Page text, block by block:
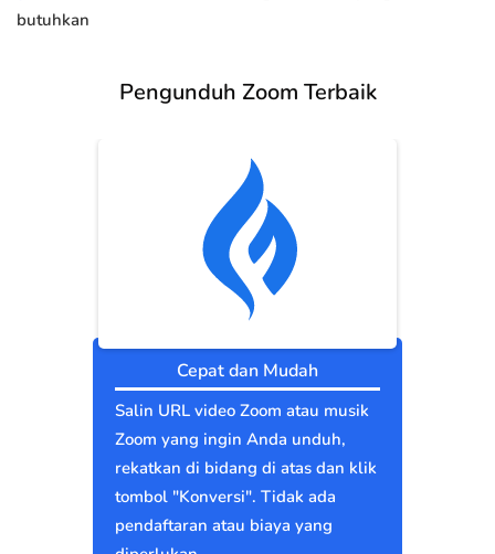
butuhkan
Pengunduh Zoom Terbaik
Cepat dan Mudah
Salin URL video Zoom atau musik
Zoom yang ingin Anda unduh,
rekatkan di bidang di atas dan klik
tombol "Konversi". Tidak ada
pendaftaran atau biaya yang